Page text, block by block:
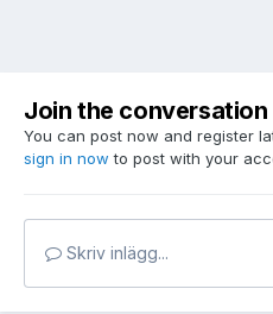
Join the conversation
You can post now and register
sign in now to post with your
Skriv inlägg...